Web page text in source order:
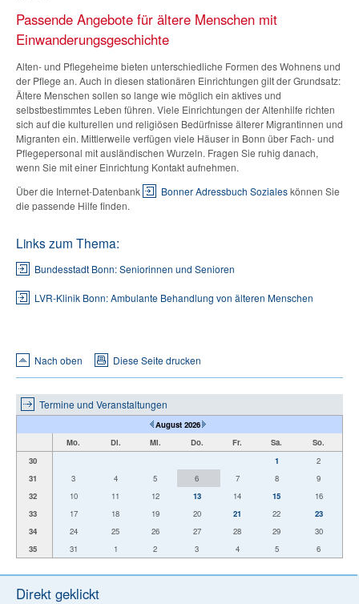
Passende Angebote für ältere Menschen mit
Einwanderungsgeschichte
Alten- und Pflegeheime bieten unterschiedliche Formen des Wohnens und
der Pflege an. Auch in diesen stationären Einrichtungen gilt der Grundsatz:
Ältere Menschen sollen so lange wie möglich ein aktives und
selbstbestimmtes Leben führen. Viele Einrichtungen der Altenhilfe richten
sich auf die kulturellen und religiösen Bedürfnisse älterer Migrantinnen und
Migranten ein. Mittlerweile verfügen viele Häuser in Bonn über Fach- und
Pflegepersonal mit ausländischen Wurzeln. Fragen Sie ruhig danach,
wenn Sie mit einer Einrichtung Kontakt aufnehmen.
Über die Internet-Datenbank
Bonner Adressbuch Sozialeskönnen Sie
die passende Hilfe finden.
Links zum Thema:
Bundesstadt Bonn: Seniorinnen und Senioren
LVR-Klinik Bonn: Ambulante Behandlung von älteren Menschen
Nach oben Diese Seite drucken
Termine und Veranstaltungen
August 2026
Mo.
Di. Mi. Do. Fr. Sa.
So.
30
1
2
31
3 4 5 6 7 8
9
32
10 11 12 13 14 15
16
33
17 18 19 20 21 22
23
34
24 25 26 27 28 29
30
35
31 1 2 3 4 5 6
Direkt geklickt